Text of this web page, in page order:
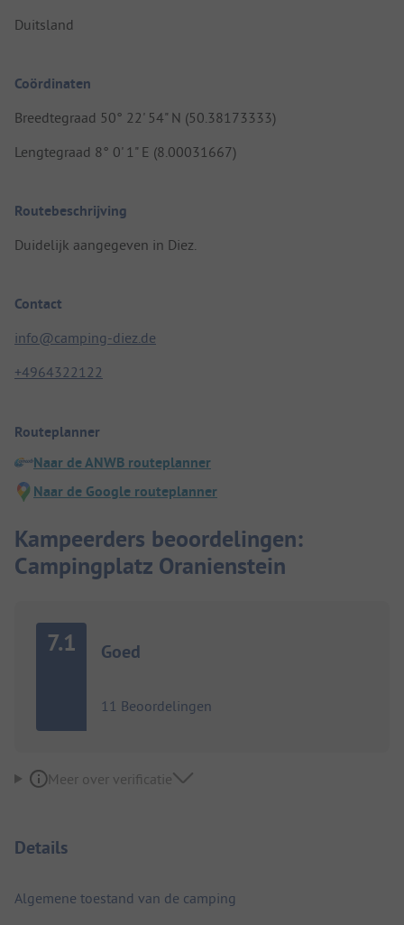
Duitsland
Coördinaten
Breedtegraad 50° 22' 54" N (50.38173333)
Lengtegraad 8° 0' 1" E (8.00031667)
Routebeschrijving
Duidelijk aangegeven in Diez.
Contact
info@camping-diez.de
+4964322122
Routeplanner
Naar de ANWB routeplanner
Naar de Google routeplanner
Kampeerders beoordelingen:
Campingplatz Oranienstein
7.1 Goed
11 Beoordelingen
Meer over verificatie
Details
Algemene toestand van de camping